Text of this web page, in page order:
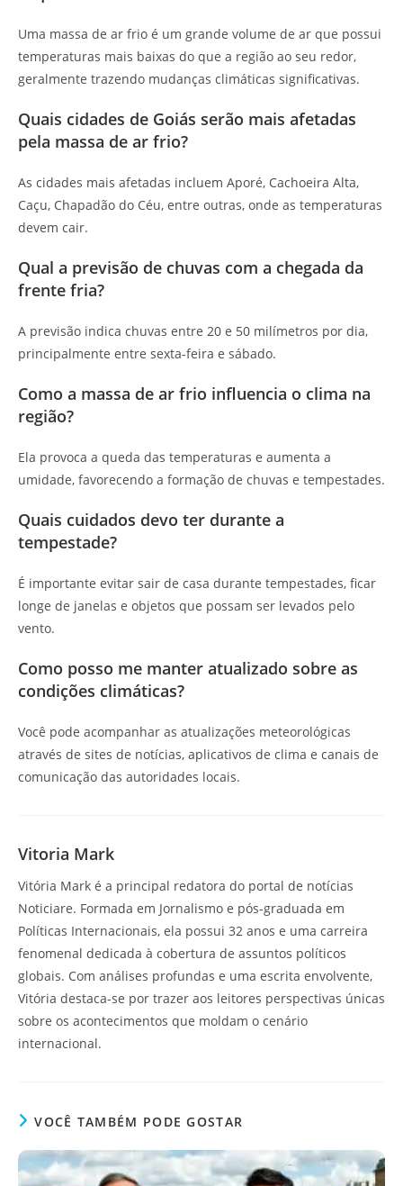
Uma massa de ar frio é um grande volume de ar que possui
temperaturas mais baixas do que a região ao seu redor,
geralmente trazendo mudanças climáticas significativas.
Quais cidades de Goiás serão mais afetadas
pela massa de ar frio?
As cidades mais afetadas incluem Aporé, Cachoeira Alta,
Caçu, Chapadão do Céu, entre outras, onde as temperaturas
devem cair.
Qual a previsão de chuvas com a chegada da
frente fria?
A previsão indica chuvas entre 20 e 50 milímetros por dia,
principalmente entre sexta-feira e sábado.
Como a massa de ar frio influencia o clima na
região?
Ela provoca a queda das temperaturas e aumenta a
umidade, favorecendo a formação de chuvas e tempestades.
Quais cuidados devo ter durante a
tempestade?
É importante evitar sair de casa durante tempestades, ficar
longe de janelas e objetos que possam ser levados pelo
vento.
Como posso me manter atualizado sobre as
condições climáticas?
Você pode acompanhar as atualizações meteorológicas
através de sites de notícias, aplicativos de clima e canais de
comunicação das autoridades locais.
Vitoria Mark
Vitória Mark é a principal redatora do portal de notícias
Noticiare. Formada em Jornalismo e pós-graduada em
Políticas Internacionais, ela possui 32 anos e uma carreira
fenomenal dedicada à cobertura de assuntos políticos
globais. Com análises profundas e uma escrita envolvente,
Vitória destaca-se por trazer aos leitores perspectivas únicas
sobre os acontecimentos que moldam o cenário
internacional.
VOCÊ TAMBÉM PODE GOSTAR